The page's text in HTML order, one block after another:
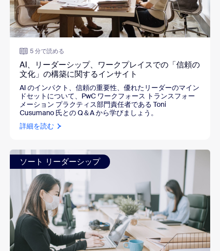
5 分で読める
AI、リーダーシップ、ワークプレイスでの「信頼の
文化」の構築に関するインサイト
AI のインパクト、信頼の重要性、優れたリーダーのマイン
ドセットについて
PwC ワークフォース トランスフォー
メーション プラクティス部門責任者である Toni
Cusumano 氏との Q＆A から学びましょう。
詳細を読む
ソート リーダーシップ